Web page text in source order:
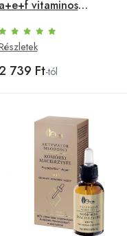
a+e+f vitaminos
oxigenizáló ampulla
ml
739 Ft-tól